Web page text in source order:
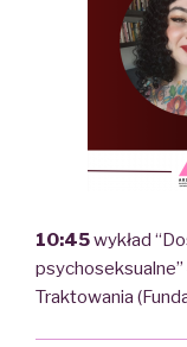
10:45wykład
Traktowania